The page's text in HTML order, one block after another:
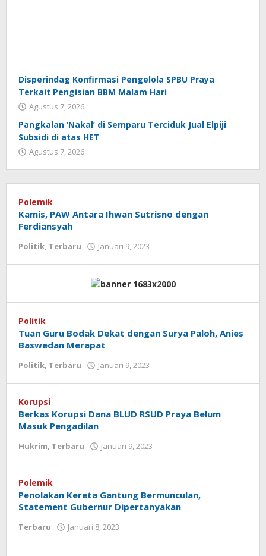
Disperindag Konfirmasi Pengelola SPBU Praya
Terkait Pengisian BBM Malam Hari
Agustus 7, 2026
Pangkalan ‘Nakal’ di Semparu Terciduk Jual Elpiji
Subsidi di atas HET
Agustus 7, 2026
koranlombok.id
Polemik
Kamis, PAW Antara Ihwan Sutrisno dengan
Ferdiansyah
Politik, Terbaru Januari 9, 2023
Politik
Tuan Guru Bodak Dekat dengan Surya Paloh, Anies
Baswedan Merapat
Politik, Terbaru Januari 9, 2023
Korupsi
Berkas Korupsi Dana BLUD RSUD Praya Belum
Masuk Pengadilan
Hukrim, Terbaru Januari 9, 2023
Polemik
Penolakan Kereta Gantung Bermunculan,
Statement Gubernur Dipertanyakan
Terbaru Januari 8, 2023